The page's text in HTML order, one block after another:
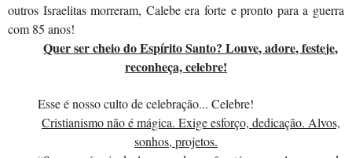
outros Israelitas morreram, Calebe era forte e pronto para a guerra
com 85 anos!
Quer ser cheio do Espírito Santo? Louve, adore, festeje,
reconheça, celebre!
Esse é nosso culto de celebração... Celebre!
Cristianismo não é mágica. Exige esforço, dedicação. Alvos,
sonhos, projetos.